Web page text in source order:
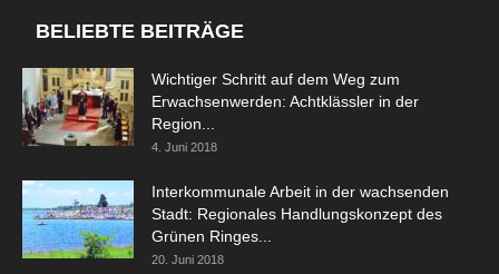
BELIEBTE BEITRÄGE
Wichtiger Schritt auf dem Weg zum
Erwachsenwerden: Achtklässler in der
Region...
4. Juni 2018
Interkommunale Arbeit in der wachsenden
Stadt: Regionales Handlungskonzept des
Grünen Ringes...
20. Juni 2018